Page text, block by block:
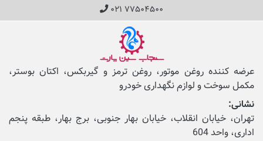
۰۲۱ ۷۷۵۰۴۵۰۰
عرضه کننده روغن موتور، روغن ترمز و گیربکس، اکتان بوستر،
مکمل‌ سوخت و لوازم نگهداری خودرو
نشانی:
تهران، خیابان انقلاب، خیابان بهار جنوبی، برج بهار، طبقه پنجم
اداری، واحد 604